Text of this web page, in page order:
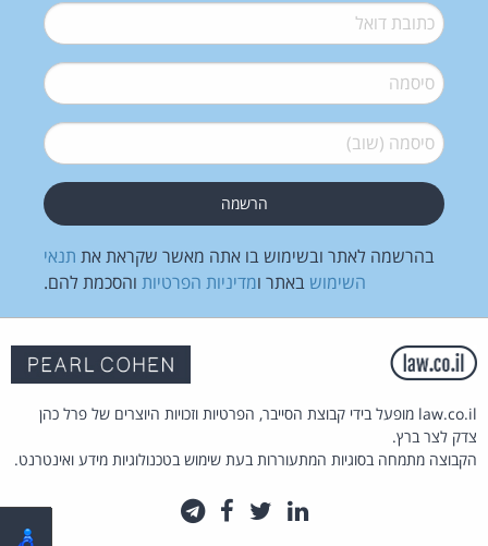
דואל*
סיסמה*
סיסמה (שוב)*
בהרשמה לאתר ובשימוש בו אתה מאשר שקראת את תנאי
השימוש באתר ומדיניות הפרטיות והסכמת להם.
law.co.il מופעל בידי קבוצת הסייבר, הפרטיות וזכויות היוצרים של פרל כהן
צדק לצר ברץ.
הקבוצה מתמחה בסוגיות המתעוררות בעת שימוש בטכנולוגיות מידע ואינטרנט.
לינקדאין
טוויטרפייסבוק